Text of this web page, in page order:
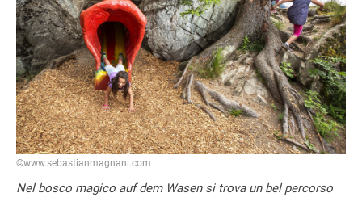
©www.sebastianmagnani.com
Nel bosco magico auf dem Wasen si trova un bel percorso